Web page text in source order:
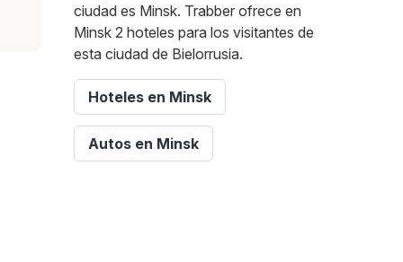
ciudad es Minsk. Trabber ofrece en
Minsk 2 hoteles para los visitantes de
esta ciudad de Bielorrusia.
Hoteles en Minsk
Autos en Minsk